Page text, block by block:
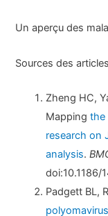
Un aperçu des
Sources des articles
Zheng HC,
Mappingthe
research on
analysis.
doi:10.1186/
Padgett BL,